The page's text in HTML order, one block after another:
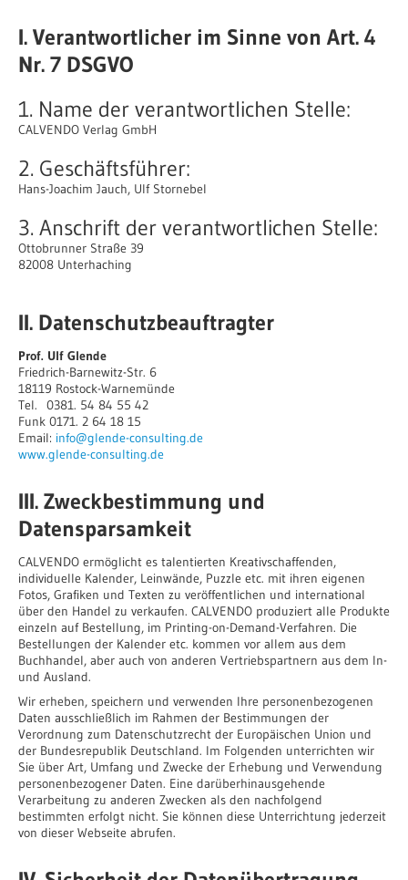
I. Verantwortlicher im Sinne von Art. 4
Nr. 7 DSGVO
1. Name der verantwortlichen Stelle:
CALVENDO Verlag GmbH
2. Geschäftsführer:
Hans-Joachim Jauch, Ulf Stornebel
3. Anschrift der verantwortlichen Stelle:
Ottobrunner Straße 39
82008 Unterhaching
II. Datenschutzbeauftragter
Prof. Ulf Glende
Friedrich-Barnewitz-Str. 6
18119 Rostock-Warnemünde
Tel. 0381. 54 84 55 42
Funk 0171. 2 64 18 15
Email: info@glende-consulting.de
www.glende-consulting.de
III. Zweckbestimmung und
Datensparsamkeit
CALVENDO ermöglicht es talentierten Kreativschaffenden,
individuelle Kalender, Leinwände, Puzzle etc. mit ihren eigenen
Fotos, Grafiken und Texten zu veröffentlichen und international
über den Handel zu verkaufen. CALVENDO produziert alle Produkte
einzeln auf Bestellung, im Printing-on-Demand-Verfahren. Die
Bestellungen der Kalender etc. kommen vor allem aus dem
Buchhandel, aber auch von anderen Vertriebspartnern aus dem In-
und Ausland.
Wir erheben, speichern und verwenden Ihre personenbezogenen
Daten ausschließlich im Rahmen der Bestimmungen der
Verordnung zum Datenschutzrecht der Europäischen Union und
der Bundesrepublik Deutschland. Im Folgenden unterrichten wir
Sie über Art, Umfang und Zwecke der Erhebung und Verwendung
personenbezogener Daten. Eine darüberhinausgehende
Verarbeitung zu anderen Zwecken als den nachfolgend
bestimmten erfolgt nicht. Sie können diese Unterrichtung jederzeit
von dieser Webseite abrufen.